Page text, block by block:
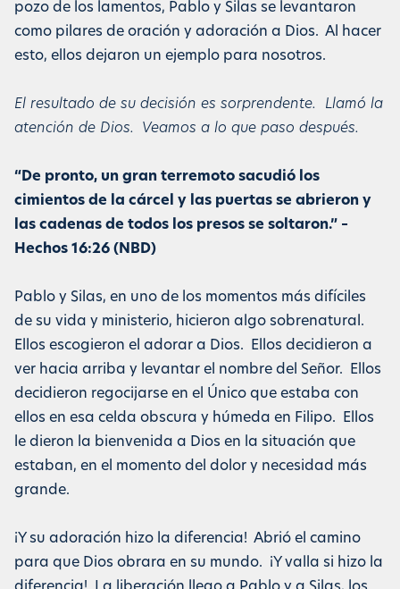
pozo de los lamentos, Pablo y Silas se levantaron
como pilares de oración y adoración a Dios. Al hacer
esto, ellos dejaron un ejemplo para nosotros.
El resultado de su decisión es sorprendente. Llamó la
atención de Dios. Veamos a lo que paso después.
“De pronto, un gran terremoto sacudió los
cimientos de la cárcel y las puertas se abrieron y
las cadenas de todos los presos se soltaron.” –
Hechos 16:26 (NBD)
Pablo y Silas, en uno de los momentos más difíciles
de su vida y ministerio, hicieron algo sobrenatural.
Ellos escogieron el adorar a Dios. Ellos decidieron a
ver hacia arriba y levantar el nombre del Señor. Ellos
decidieron regocijarse en el Único que estaba con
ellos en esa celda obscura y húmeda en Filipo. Ellos
le dieron la bienvenida a Dios en la situación que
estaban, en el momento del dolor y necesidad más
grande.
¡Y su adoración hizo la diferencia! Abrió el camino
para que Dios obrara en su mundo. ¡Y valla si hizo la